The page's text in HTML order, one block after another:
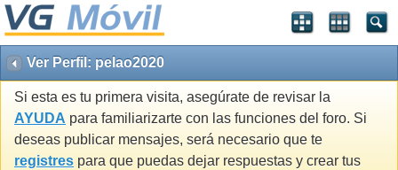
Ver Perfil: pelao2020
Si esta es tu primera visita, asegúrate de revisar la
AYUDA para familiarizarte con las funciones del foro. Si
deseas publicar mensajes, será necesario que te
registres para que puedas dejar respuestas y crear tus